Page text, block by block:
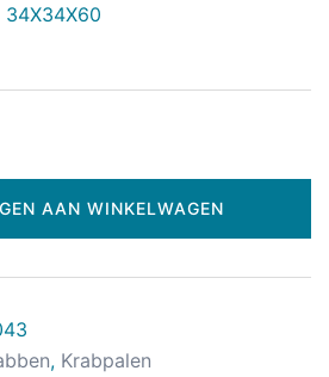
34X34X60
AAN WINKELWAGEN
, Krabpalen